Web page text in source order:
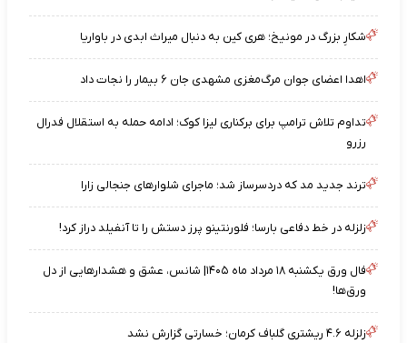
شکارِ بزرگ در مونیخ؛ هری کین به دنبال میراث ابدی در باواریا
اهدا اعضای جوان مرگ‌مغزی مشهدی جان ۶ بیمار را نجات داد
تداوم تلاش ترامپ برای برکناری لیزا کوک؛ ادامه حمله به استقلال فدرال
رزرو
ترند جدید مد که دردسرساز شد؛ ماجرای شلوارهای جنجالی زارا
زلزله در خط دفاعی بارسا؛ فلورنتینو پرز دستش را تا آنفیلد دراز کرد!
فال ورق یکشنبه ۱۸ مرداد ماه ۱۴۰۵| شانس، عشق و هشدارهایی از دل
ورق‌ها!
زلزله ۴.۶ ریشتری گلباف کرمان؛ خسارتی گزارش نشد